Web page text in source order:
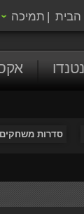
הבית | תמיכה
סדרות משחקים